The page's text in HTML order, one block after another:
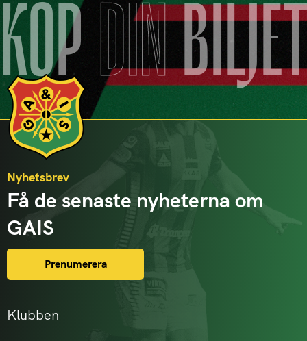
KÖPDIN
Klubben
Nyhetsbrev
Få de senaste nyheterna om
GAIS
Prenumerera